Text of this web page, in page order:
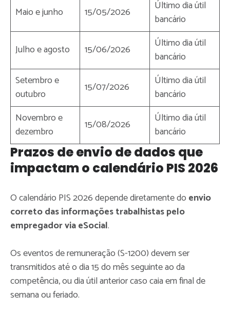
Maio e junho
15/05/2026
Último dia útil
bancário
Julho e agosto
15/06/2026
Último dia útil
bancário
Setembro e
outubro
15/07/2026
Último dia útil
bancário
Novembro e
dezembro
15/08/2026
Último dia útil
bancário
Prazos de envio de dados que
impactam o calendário PIS 2026
O calendário PIS 2026 depende diretamente do envio
correto das informações trabalhistas pelo
empregador via eSocial.
Os eventos de remuneração (S-1200) devem ser
transmitidos até o dia 15 do mês seguinte ao da
competência, ou dia útil anterior caso caia em final de
semana ou feriado.